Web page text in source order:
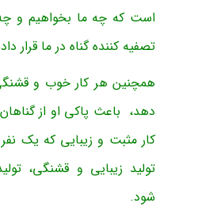
است که چه ما بخواهیم و
تصفیه کننده گناه در ما قرار
همچنین هر کار خوب و
دهد، باعث پاکی او از
کار مثبت و زیبایی که یک
تولید زیبایی و قشنگی،
شود.